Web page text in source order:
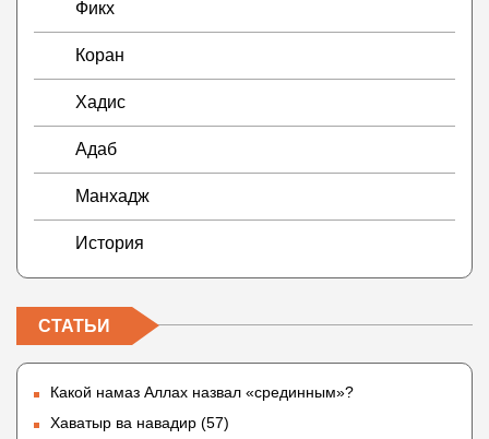
Фикх
Коран
Хадис
Адаб
Манхадж
История
СТАТЬИ
Какой намаз Аллах назвал «срединным»?
Хаватыр ва навадир (57)